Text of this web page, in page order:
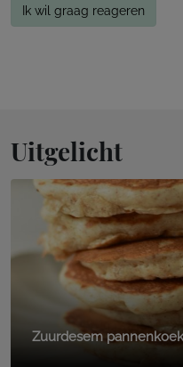
Ik wil graag reageren
Uitgelicht
Zuurdesem